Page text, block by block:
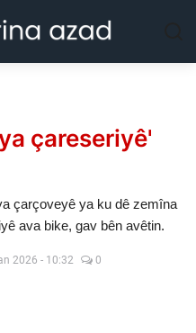
çareseriyê'
çarçoveyê ya ku dê zemîna
ava bike, gav bên avêtin.
2026 - 10:32 0